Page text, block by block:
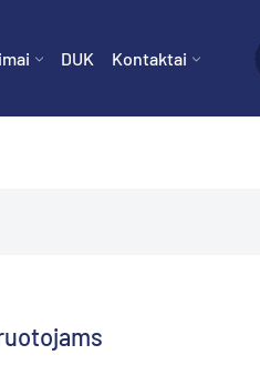
DUK Kontaktai